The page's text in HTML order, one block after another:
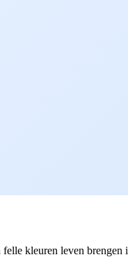
kleuren leven brengen